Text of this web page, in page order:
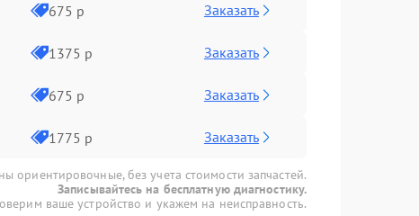
675 р Заказать
1375 р Заказать
675 р Заказать
1775 р Заказать
ориентировочные, без учета стоимости запчастей.
Записывайтесь на бесплатную диагностику.
ваше устройство и укажем на неисправность.